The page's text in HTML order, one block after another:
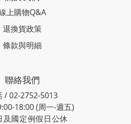
上購物Q&A
退換貨政策
條款與明細
聯絡我們
/ 02-2752-5013
18:00 (周一-週五)
及國定例假日公休